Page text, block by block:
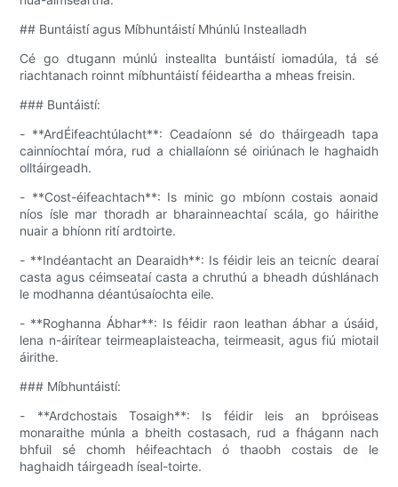
## Buntáistí agus Míbhuntáistí Mhúnlú Instealladh
Cé go dtugann múnlú insteallta buntáistí iomadúla, tá sé
riachtanach roinnt míbhuntáistí féideartha a mheas freisin.
### Buntáistí:
- **ArdÉifeachtúlacht**: Ceadaíonn sé do tháirgeadh tapa
cainníochtaí móra, rud a chiallaíonn sé oiriúnach le haghaidh
olltáirgeadh.
- **Cost-éifeachtach**: Is minic go mbíonn costais aonaid
níos ísle mar thoradh ar bharainneachtaí scála, go háirithe
nuair a bhíonn rití ardtoirte.
- **Indéantacht an Dearaidh**: Is féidir leis an teicníc dearaí
casta agus céimseataí casta a chruthú a bheadh ​​dúshlánach
le modhanna déantúsaíochta eile.
- **Roghanna Ábhar**: Is féidir raon leathan ábhar a úsáid,
lena n-áirítear teirmeaplaisteacha, teirmeasit, agus fiú miotail
áirithe.
### Míbhuntáistí:
- **Ardchostais Tosaigh**: Is féidir leis an bpróiseas
monaraithe múnla a bheith costasach, rud a fhágann nach
bhfuil sé chomh héifeachtach ó thaobh costais de le
haghaidh táirgeadh íseal-toirte.